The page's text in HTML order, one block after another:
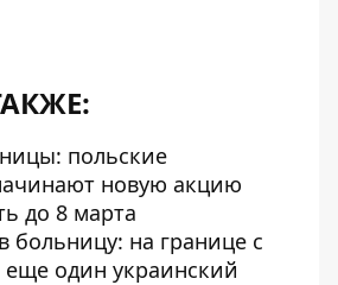
польские
новую акцию
до 8 марта
больницу: на границе с
один украинский